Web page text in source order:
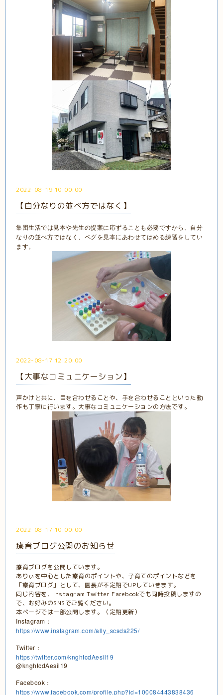
2022-08-19 10:00:00
【自分なりの並べ方ではなく】
集団生活では見本や先生の提案に応ずることも必要ですから、自分
なりの並べ方ではなく、ペグを見本にあわせてはめる練習をしてい
ます。
2022-08-17 12:20:00
【大事なコミュニケーション】
声かけと共に、目を合わせることや、手を合わせることといった動
作も丁寧に行います。大事なコミュニケーションの方法です。
2022-08-17 10:00:00
療育ブログ公開のお知らせ
療育ブログを公開しています。
ありぃを中心とした療育のポイントや、子育てのポイントなどを
「療育ブログ」として、園長が不定期でUPしていきます。
同じ内容を、Instagram Twitter Facebookでも同時投稿しますの
で、お好みのSNSでご覧ください。
本ページでは一部公開します。（定期更新）
Instagram：
https://www.instagram.com/ally_scsds225/
Twitter：
https://twitter.com/knghtcdAesil19
@knghtcdAesil19
Facebook：
https://www.facebook.com/profile.php?id=100084443838436